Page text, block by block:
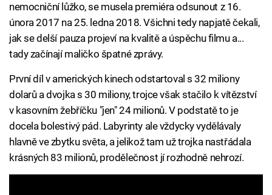
nemocniční lůžko, se musela premiéra odsunout z 16.
února 2017 na 25. ledna 2018. Všichni tedy napjatě čekali,
jak se delší pauza projeví na kvalitě a úspěchu filmu a...
tady začínají maličko špatné zprávy.
První díl v amerických kinech odstartoval s 32 miliony
dolarů a dvojka s 30 miliony, trojce však stačilo k vítězství
v kasovním žebříčku "jen" 24 milionů. V podstatě to je
docela bolestivý pád. Labyrinty ale vždycky vydělávaly
hlavně ve zbytku světa, a jelikož tam už trojka nastřádala
krásných 83 milionů, prodělečnost jí rozhodně nehrozí.